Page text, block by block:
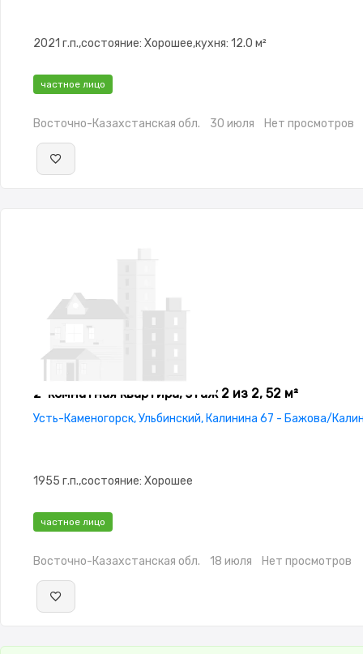
2021 г.п.,состояние: Хорошее,кухня: 12.0 м²
частное лицо
Восточно-Казахстанская обл. 30 июля Нет просмотров
2-комнатная квартира, этаж 2 из 2, 52 м²
Усть-Каменогорск, Ульбинский, Калинина 67 - Бажова/
1955 г.п.,состояние: Хорошее
частное лицо
Восточно-Казахстанская обл. 18 июля Нет просмотров